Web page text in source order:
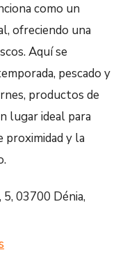
como un
ofreciendo una
Aquí se
pescado y
productos de
lugar ideal para
proximidad y la
03700 Dénia,